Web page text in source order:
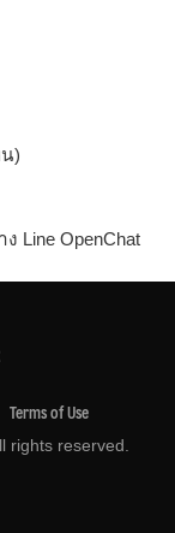
)
Line OpenChat
Terms of Use
rights reserved.